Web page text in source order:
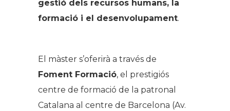
gestió dels recursos humans, la
formació i el desenvolupament.
El màster s’oferirà a través de
Foment Formació, el prestigiós
centre de formació de la patronal
Catalana al centre de Barcelona (Av.